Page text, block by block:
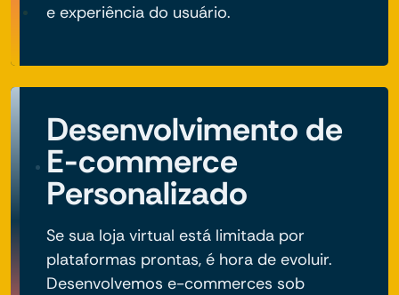
e experiência do usuário.
Desenvolvimento de
E-commerce
Personalizado
Se sua loja virtual está limitada por
plataformas prontas, é hora de evoluir.
Desenvolvemos e-commerces sob